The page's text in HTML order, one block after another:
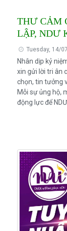
THƯ CẢM
LẬP, NDƯ
Tuesday, 14/
Nhân dịp kỷ
xin gửi lời tri ân
chọn, tin tưởng
Mỗi sự ủng hộ,
động lực để